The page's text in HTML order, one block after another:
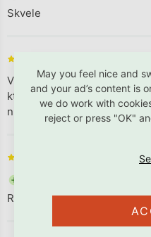
May you feel nice and
and your ad’s content is
we do work with
reject or press "OK"
Skvele
Vyborna komunikacia a
ktory nieje lahko dostupny
nieje vobec v ponuke inej
The store rating is 5 out
Robené z laskou